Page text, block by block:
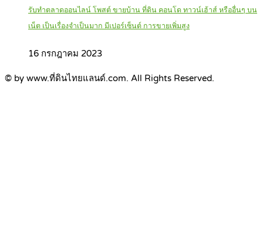
รับทำตลาดออนไลน์ โพสต์ ขายบ้าน ที่ดิน คอนโด ทาวน์เฮ้าส์ หรืออื่นๆ บน
เน็ต เป็นเรื่องจำเป็นมาก มีเปอร์เซ็นต์ การขายเพิ่มสูง
16 กรกฎาคม 2023
© by www.ที่ดินไทยแลนด์.com. All Rights Reserved.